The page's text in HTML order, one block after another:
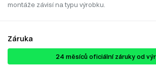
montáže závisí na typu výrobku.
Záruka
24 ​​​​měsíců oficiální záruky od